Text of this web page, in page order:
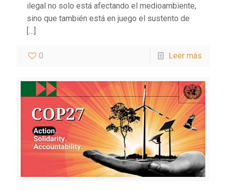
ilegal no solo está afectando el medioambiente,
sino que también está en juego el sustento de
[…]
0 Leer más